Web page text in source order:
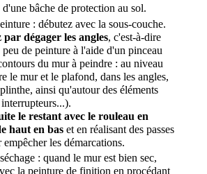
bâche de protection au sol.
: débutez avec la sous-couche.
par dégager les angles, c'est-à-dire
de peinture à l'aide d'un pinceau
du mur à peindre : au niveau
le mur et le plafond, dans les angles,
ainsi qu'autour des éléments
le restant avec le rouleau en
haut en baset en réalisant des passes
empêcher les démarcations.
: quand le mur est bien sec,
la peinture de finition en procédant